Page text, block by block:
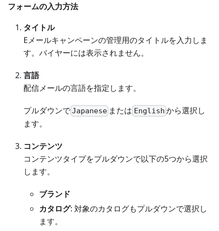
フォームの入力方法
タイトル
Eメールキャンペーンの管理用のタイトルを入力しま
す。バイヤーには表示されません。
言語
配信メールの言語を指定します。
プルダウンでJapanese または English から選択し
ます。
コンテンツ
コンテンツタイプをプルダウンで以下の5つから選択
します。
ブランド
カタログ: 対象のカタログもプルダウンで選択し
ます。